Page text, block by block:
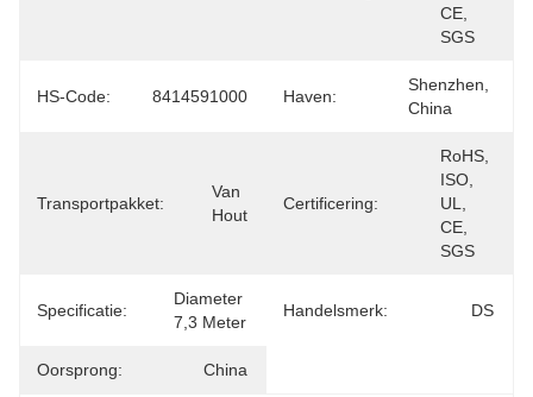
CE,
SGS
HS-Code: 8414591000 Haven:
Shenzhen,
China
Transportpakket:
Van
Hout
Certificering:
RoHS,
ISO,
UL,
CE,
SGS
Specificatie:
Diameter
7,3 Meter
Handelsmerk: DS
Oorsprong: China